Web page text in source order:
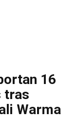
16
tras
Warma